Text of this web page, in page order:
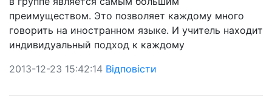
преимуществом. Это позволяет каждому много
говорить на иностранном языке. И учитель находит
индивидуальный подход к каждому
2013-12-23 15:42:14 Відповісти